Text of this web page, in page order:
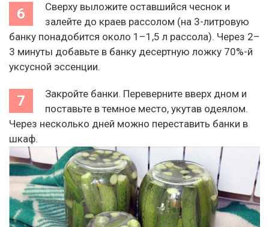
Сверху выложите оставшийся чеснок и
залейте до краев рассолом (на 3-литровую
банку понадобится около 1–1,5 л рассола). Через 2–
3 минуты добавьте в банку десертную ложку 70%-й
уксусной эссенции.
Закройте банки. Переверните вверх дном и
поставьте в темное место, укутав одеялом.
Через несколько дней можно переставить банки в
шкаф.